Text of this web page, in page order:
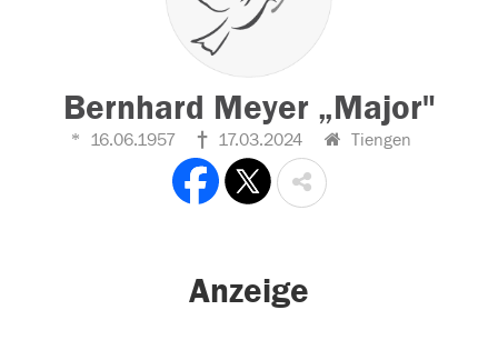
Bernhard Meyer „Major"
16.06.1957 17.03.2024 Tiengen
Anzeige